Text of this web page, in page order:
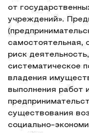
от
учреждений».
самостоятельная,
риск
систематическое
владения
выполнения работ
существования
социально-